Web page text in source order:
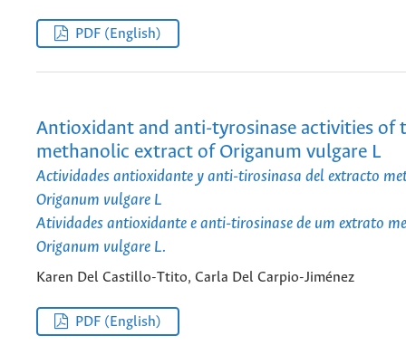
PDF (English)
Antioxidant and anti-tyrosinase activities of
methanolic extract of Origanum vulgare L
Actividades antioxidante y anti-tirosinasa del extracto
Origanum vulgare L
Atividades antioxidante e anti-tirosinase de um extrato
Origanum vulgare L.
Karen Del Castillo-Ttito, Carla Del Carpio-Jiménez
PDF (English)